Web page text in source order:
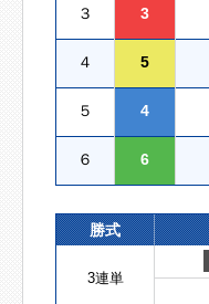
３ 3
４ 5
５ 4
６ 6
勝式
3連単